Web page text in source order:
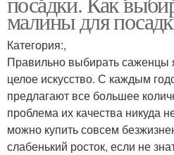
малины для
Категория:,
Правильно выбирать саженцы
целое искусство. С каждым
предлагают все большее
проблема их качества никуда
можно купить совсем
слабенький росток, если не